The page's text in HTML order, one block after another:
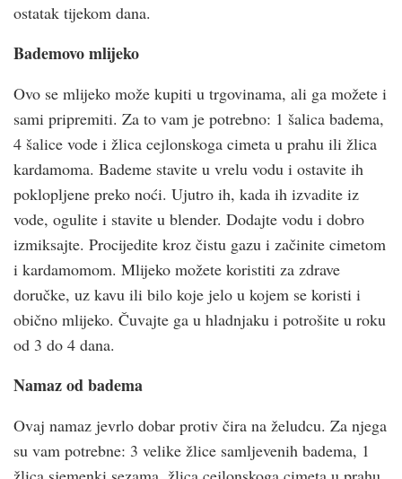
ostatak tijekom dana.
Bademovo mlijeko
Ovo se mlijeko može kupiti u trgovinama, ali ga možete i
sami pripremiti. Za to vam je potrebno: 1 šalica badema,
4 šalice vode i žlica cejlonskoga cimeta u prahu ili žlica
kardamoma. Bademe stavite u vrelu vodu i ostavite ih
poklopljene preko noći. Ujutro ih, kada ih izvadite iz
vode, ogulite i stavite u blender. Dodajte vodu i dobro
izmiksajte. Procijedite kroz čistu gazu i začinite cimetom
i kardamomom. Mlijeko možete koristiti za zdrave
doručke, uz kavu ili bilo koje jelo u kojem se koristi i
obično mlijeko. Čuvajte ga u hladnjaku i potrošite u roku
od 3 do 4 dana.
Namaz od badema
Ovaj namaz jevrlo dobar protiv čira na želudcu. Za njega
su vam potrebne: 3 velike žlice samljevenih badema, 1